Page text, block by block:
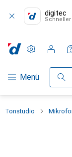
digitec
Navigation nach
Menü Suche
Einstellungen
Kundenkonto
Merklisten
Warenkorb
Tonstudio